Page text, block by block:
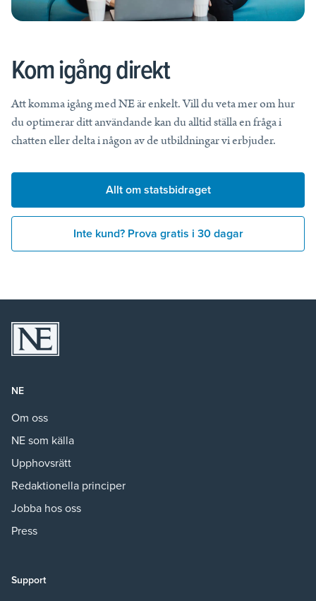
Kom igång direkt
Att komma igång med NE är enkelt. Vill du veta mer om hur
du optimerar ditt användande kan du alltid ställa en fråga i
chatten eller delta i någon av de utbildningar vi erbjuder.
Allt om statsbidraget
Inte kund? Prova gratis i 30 dagar
NE
Om oss
NE som källa
Upphovsrätt
Redaktionella principer
Jobba hos oss
Press
Support